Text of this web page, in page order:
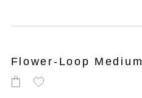
Flower-Loop Medium